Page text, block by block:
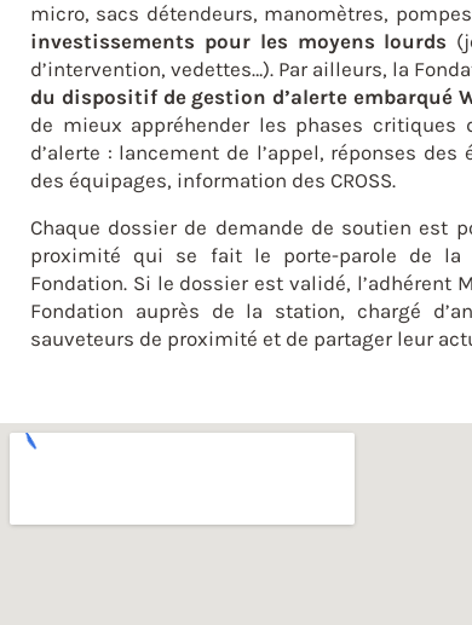
micro, sacs détendeurs, manomètres,
investissements pour les moyens lourds
d’intervention, vedettes…). Par ailleurs, la
du dispositif de gestion d’alerte embarqué
de mieux appréhender les phases
d’alerte : lancement de l’appel, réponses
des équipages, information des CROSS.
Chaque dossier de demande de soutien est
proximité qui se fait le porte-parole de
Fondation. Si le dossier est validé, l’adhérent
Fondation auprès de la station, chargé
sauveteurs de proximité et de partager leur